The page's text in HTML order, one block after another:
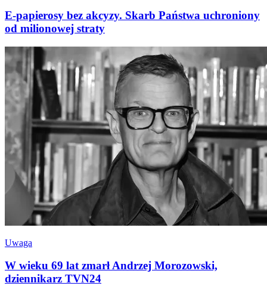
E-papierosy bez akcyzy. Skarb Państwa uchroniony
od milionowej straty
Uwaga
W wieku 69 lat zmarł Andrzej Morozowski,
dziennikarz TVN24